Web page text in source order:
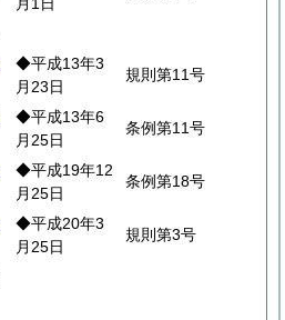
◆平成13年3
月23日
規則第11号
◆平成13年6
月25日
条例第11号
◆平成19年12
月25日
条例第18号
◆平成20年3
月25日
規則第3号